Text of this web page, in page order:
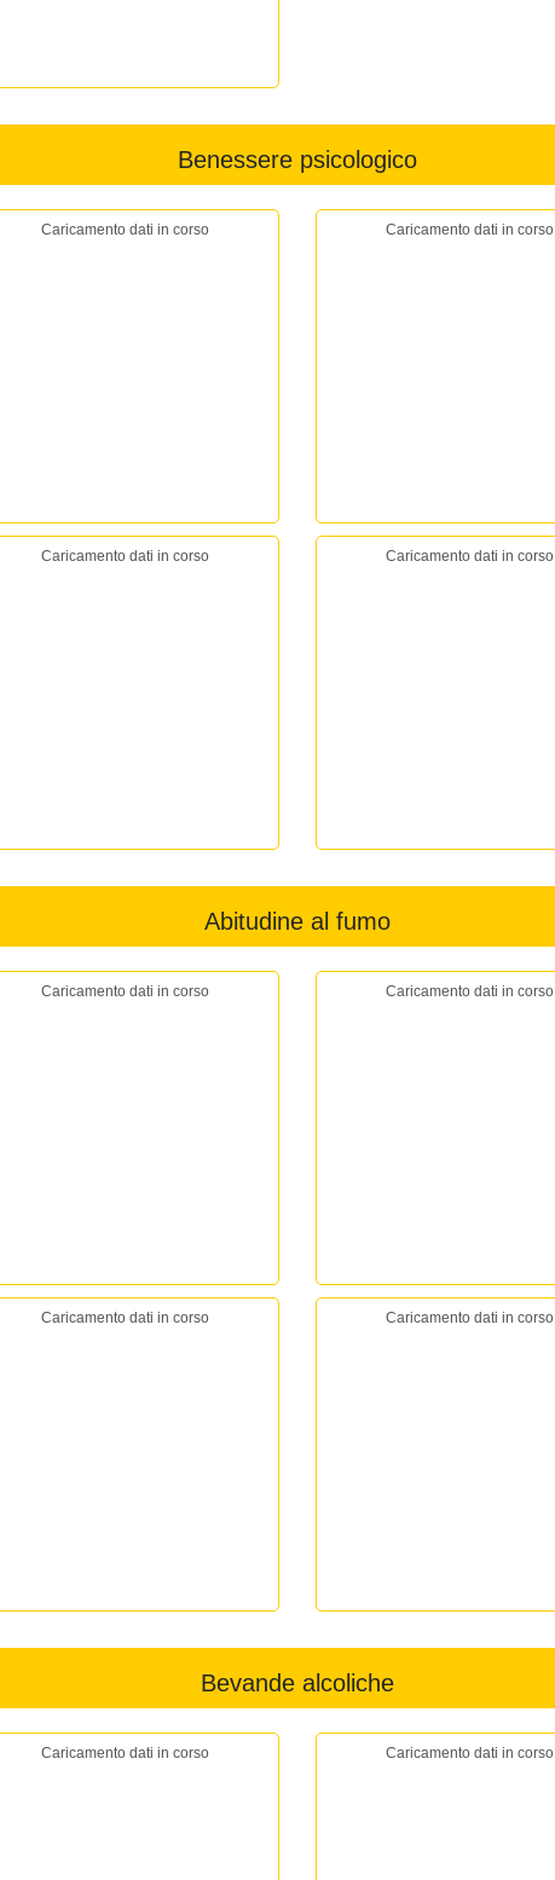
Benessere psicologico
Caricamento dati in corso Caricamento dati in corso
Caricamento dati in corso Caricamento dati in corso
Abitudine al fumo
Caricamento dati in corso Caricamento dati in corso
Caricamento dati in corso Caricamento dati in corso
Bevande alcoliche
Caricamento dati in corso Caricamento dati in corso